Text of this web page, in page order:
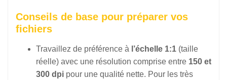
Conseils de base pour préparer vos
fichiers
Travaillez de préférence à l’échelle 1:1 (taille
réelle) avec une résolution comprise entre 150 et
300 dpi pour une qualité nette. Pour les très